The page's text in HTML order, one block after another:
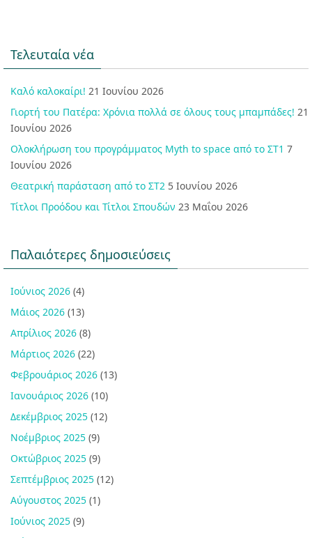
Τελευταία νέα
Καλό καλοκαίρι! 21 Ιουνίου 2026
Γιορτή του Πατέρα: Χρόνια πολλά σε όλους τους μπαμπάδες! 21
Ιουνίου 2026
Ολοκλήρωση του προγράμματος Myth to space από το ΣΤ1 7
Ιουνίου 2026
Θεατρική παράσταση από το ΣΤ2 5 Ιουνίου 2026
Τίτλοι Προόδου και Τίτλοι Σπουδών 23 Μαΐου 2026
Παλαιότερες δημοσιεύσεις
Ιούνιος 2026 (4)
Μάιος 2026 (13)
Απρίλιος 2026 (8)
Μάρτιος 2026 (22)
Φεβρουάριος 2026 (13)
Ιανουάριος 2026 (10)
Δεκέμβριος 2025 (12)
Νοέμβριος 2025 (9)
Οκτώβριος 2025 (9)
Σεπτέμβριος 2025 (12)
Αύγουστος 2025 (1)
Ιούνιος 2025 (9)